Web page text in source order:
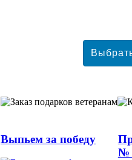
Выпьем за победу
№